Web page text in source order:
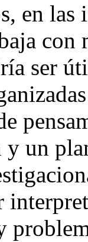
en las
con
ser
un